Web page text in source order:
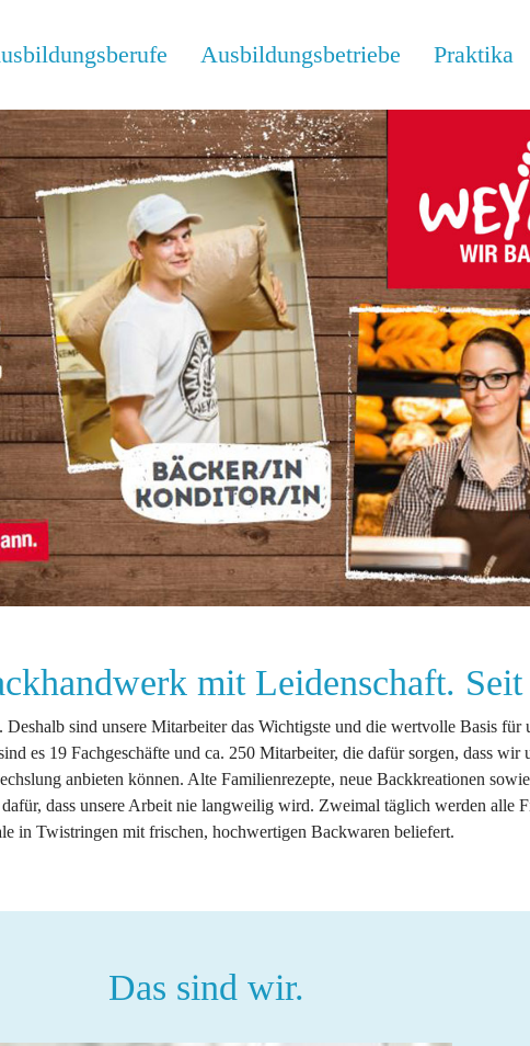
Ausbildungsbetriebe Praktika
mit Leidenschaft. Seit
sind unsere Mitarbeiter das Wichtigste und die wertvolle Basis für
es 19 Fachgeschäfte und ca. 250 Mitarbeiter, die dafür sorgen, dass wir
anbieten können. Alte Familienrezepte, neue Backkreationen
dass unsere Arbeit nie langweilig wird. Zweimal täglich werden alle
in Twistringen mit frischen, hochwertigen Backwaren beliefert.
Das sind wir.